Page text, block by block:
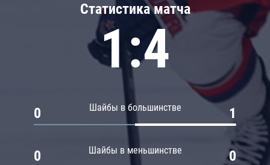
Статистика матча
1:4
Шайбы в большинстве
0 1
Шайбы в меньшинстве
0 0